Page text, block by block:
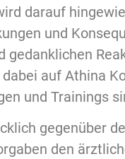
darauf
und
gedanklichen
auf Athina
und Trainings
gegenüber
den